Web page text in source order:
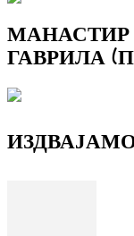
МАНАСТИР
ГАВРИЛА